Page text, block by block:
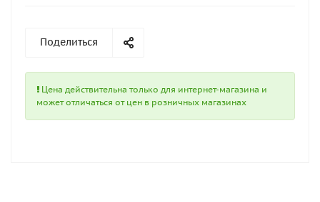
Поделиться
Цена действительна только для интернет-магазина и
может отличаться от цен в розничных магазинах